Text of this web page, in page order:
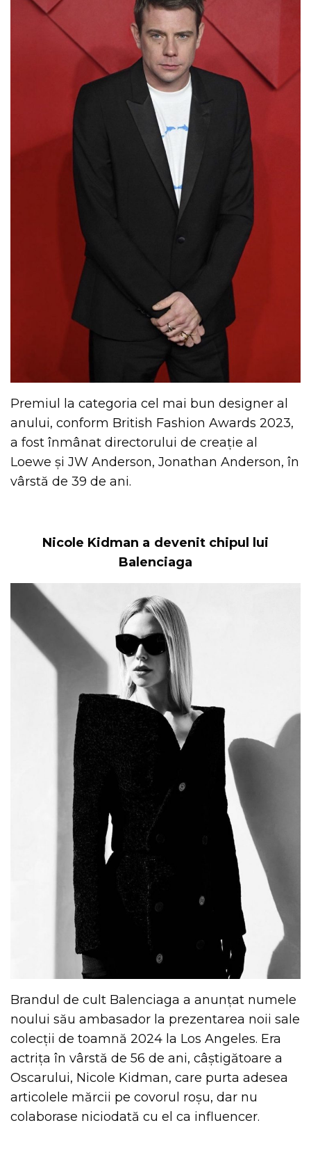
Premiul la categoria cel mai bun designer al
anului, conform British Fashion Awards 2023,
a fost înmânat directorului de creație al
Loewe și JW Anderson, Jonathan Anderson, în
vârstă de 39 de ani.
Nicole Kidman a devenit chipul lui
Balenciaga
Brandul de cult Balenciaga a anunțat numele
noului său ambasador la prezentarea noii sale
colecții de toamnă 2024 la Los Angeles. Era
actrița în vârstă de 56 de ani, câștigătoare a
Oscarului, Nicole Kidman, care purta adesea
articolele mărcii pe covorul roșu, dar nu
colaborase niciodată cu el ca influencer.